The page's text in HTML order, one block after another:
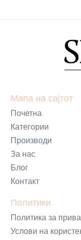
Мапа на сајтот
Почетна
Категории
Производи
За нас
Блог
Контакт
Политики
Политика за
Услови на